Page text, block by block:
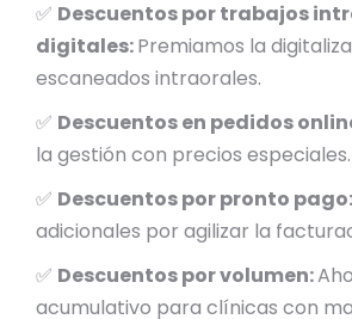
✅ Descuentos por trabajos
digitales:Premiamos la
escaneados intraorales.
✅ Descuentos en pedidos
la gestión con precios especiales.
✅ Descuentos por pronto pago:
adicionales por agilizar la
✅ Descuentos por volumen:
acumulativo para clínicas con